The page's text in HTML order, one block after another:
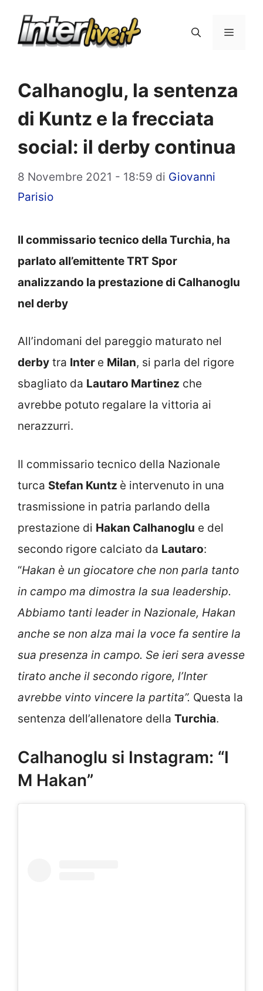
Menu
Calhanoglu, la sentenza
di Kuntz e la frecciata
social: il derby continua
8 Novembre 2021 - 18:59 di Giovanni
Parisio
Il commissario tecnico della Turchia, ha
parlato all’emittente TRT Spor
analizzando la prestazione di Calhanoglu
nel derby
All’indomani del pareggio maturato nel
derby tra Inter e Milan, si parla del rigore
sbagliato da Lautaro Martinez che
avrebbe potuto regalare la vittoria ai
nerazzurri.
Il commissario tecnico della Nazionale
turca Stefan Kuntz è intervenuto in una
trasmissione in patria parlando della
prestazione di Hakan Calhanoglu e del
secondo rigore calciato da Lautaro:
“Hakan è un giocatore che non parla tanto
in campo ma dimostra la sua leadership.
Abbiamo tanti leader in Nazionale, Hakan
anche se non alza mai la voce fa sentire la
sua presenza in campo. Se ieri sera avesse
tirato anche il secondo rigore, l’Inter
avrebbe vinto vincere la partita”. Questa la
sentenza dell’allenatore della Turchia.
Calhanoglu si Instagram: “I
M Hakan”